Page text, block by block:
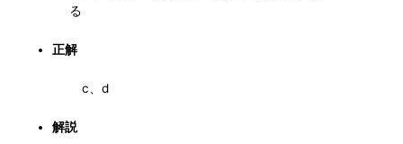
る
正解
c、d
解説